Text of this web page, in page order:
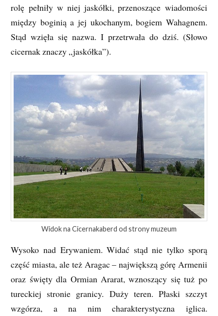
rolę pełniły w niej jaskółki, przenoszące wiadomości
między boginią a jej ukochanym, bogiem Wahagnem.
Stąd wzięła się nazwa. I przetrwała do dziś. (Słowo
cicernak znaczy „jaskółka”).
Widok na Cicernakaberd od strony muzeum
Wysoko nad Erywaniem. Widać stąd nie tylko sporą
część miasta, ale też Aragac – największą górę Armenii
oraz święty dla Ormian Ararat, wznoszący się tuż po
tureckiej stronie granicy. Duży teren. Płaski szczyt
wzgórza, a na nim charakterystyczna iglica.